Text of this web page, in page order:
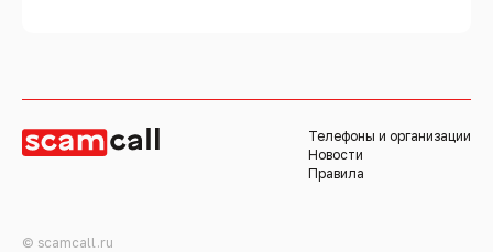
Телефоны и организации
Новости
Правила
© scamcall.ru